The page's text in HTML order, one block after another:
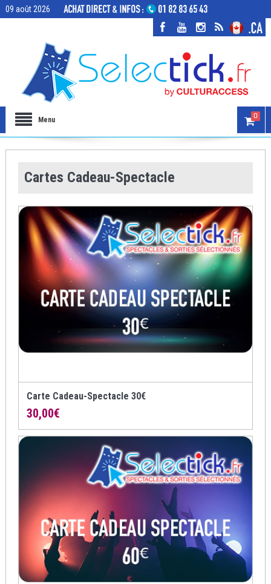
09 août 2026
Menu 0
Cartes Cadeau-Spectacle
Carte Cadeau-Spectacle 30€
30,00€